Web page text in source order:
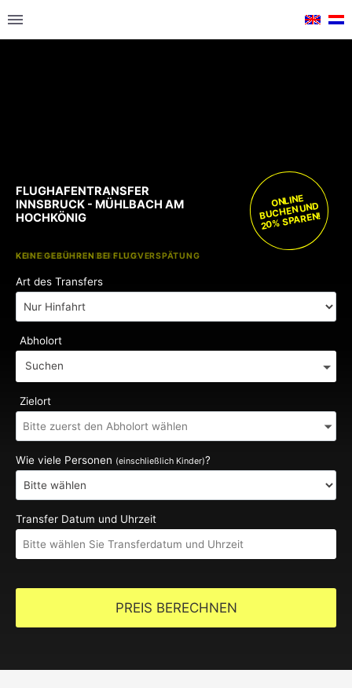
KOSTENLOSE KINDERSITZE
KEINE GEBÜHREN BEI FLUGVERSPÄTUNG
ONLINE
BUCHEN UND
20% SPAREN!
Art des Transfers
Abholort
Suchen
Zielort
Wie viele Personen (einschließlich Kinder)?
Transfer Datum und Uhrzeit
PREIS BERECHNEN
FLUGHAFENTRANSFER
INNSBRUCK - MÜHLBACH AM
HOCHKÖNIG